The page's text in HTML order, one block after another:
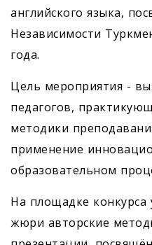
английского языка,
Независимости
года.
Цель мероприятия -
педагогов,
методики
применение
образовательном
На площадке конкурса
жюри авторские